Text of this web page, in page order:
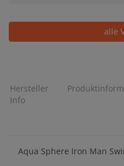
alle
Hersteller
Info
Aqua Sphere Iron Man